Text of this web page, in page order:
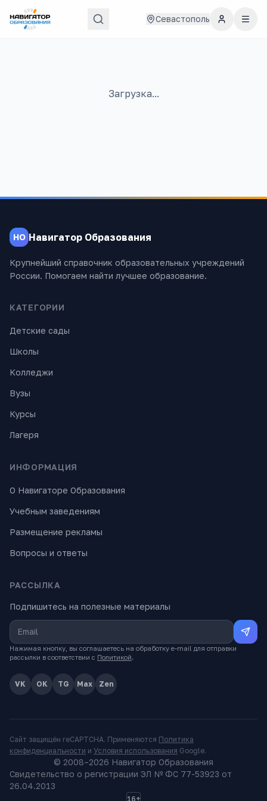
Севастополь
Загрузка...
НО Навигатор Образования
Крупнейший справочник образовательных учреждений
России. Помогаем найти лучшее образование.
КАТЕГОРИИ
Детские сады
Школы
Колледжи
Вузы
Курсы
Лагеря
ИНФОРМАЦИЯ
О Навигаторе Образования
Учебным заведениям
Размещение рекламы
Вопросы и ответы
РАССЫЛКА
Подпишитесь на полезные материалы
Нажимая кнопку, вы соглашаетесь на обработку e-mail для отправки
рассылки в соответствии с Политикой.
VK OK TG Max Zen
Сайт защищён reCAPTCHA. Применяются Политика
конфиденциальности и Условия использования Google.
© 2008–2026 Навигатор Образования
Свидетельство о регистрации ЭЛ № ФС 77-53923 от
26.04.2013
16+